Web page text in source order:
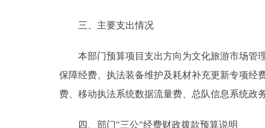
三、主要支出情况
本部门预算项目支出方向为文化旅游市场管理
保障经费、执法装备维护及耗材补充更新专项经
费、移动执法系统数据流量费、总队信息系统政
四、部门"三公"经费财政拨款预算说明